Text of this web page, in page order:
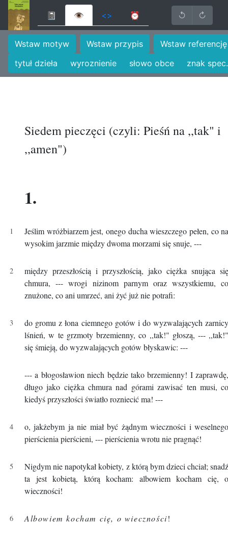
📓 👁 <> ⏰ ↺ ↻
Wstaw motyw Wstaw przypis
Wstaw referencję
tytuł dzieła
wyroznienie słowo obce znak spec.
Siedem pieczęci (czyli: Pieśń na ,,tak" i
,,amen")
1.
Jeślim wróżbiarzem jest, onego ducha wieszczego pełen, co
wysokim jarzmie między dwoma morzami się snuje, ---
między przeszłością i przyszłością, jako ciężka snująca
chmura, --- wrogi nizinom parnym oraz wszystkiemu,
znużone, co ani umrzeć, ani żyć już nie potrafi:
do gromu z łona ciemnego gotów i do wyzwalających
lśnień, w te grzmoty brzemienny, co ,,tak!" głoszą, ---
się śmieją, do wyzwalających gotów błyskawic: ---
--- a błogosławion niech będzie tako brzemienny! I
długo jako ciężka chmura nad górami zawisać ten musi,
kiedyś przyszłości światło rozniecić ma! ---
o, jakżebym ja nie miał być żądnym wieczności i
pierścienia pierścieni, --- pierścienia wrotu nie pragnąć!
Nigdym nie napotykał kobiety, z którą bym dzieci chciał;
ta jest kobietą, którą kocham: albowiem kocham cię,
wieczności!
Albowiem kocham cię, o wieczności!